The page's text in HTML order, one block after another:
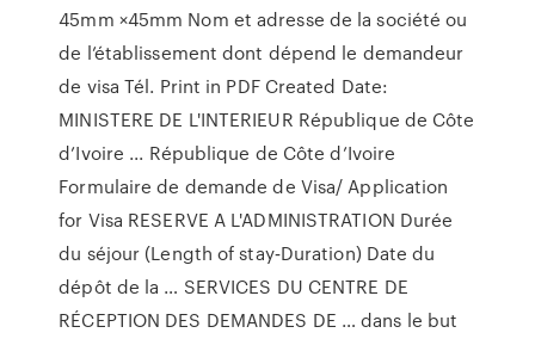
45mm ×45mm Nom et adresse de la société ou
de l’établissement dont dépend le demandeur
de visa Tél. Print in PDF Created Date:
MINISTERE DE L'INTERIEUR République de Côte
d’Ivoire ... République de Côte d’Ivoire
Formulaire de demande de Visa/ Application
for Visa RESERVE A L'ADMINISTRATION Durée
du séjour (Length of stay‐Duration) Date du
dépôt de la … SERVICES DU CENTRE DE
RÉCEPTION DES DEMANDES DE … dans le but